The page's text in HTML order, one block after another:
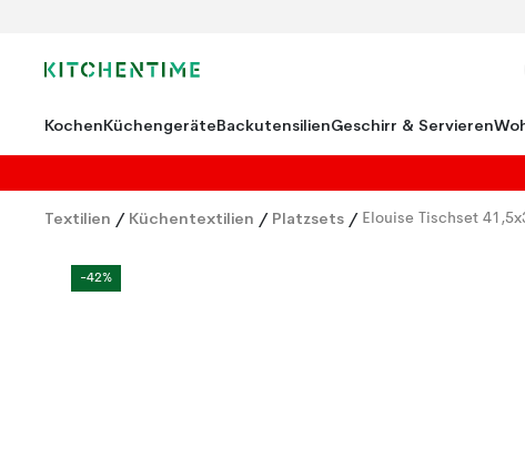
KochenKüchengeräteBackutensilienGeschirr & Servieren
Textilien / Küchentextilien / Platzsets / Elouise Tischset
-42%